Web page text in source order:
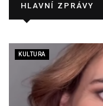
HLAVNÍ ZPRÁVY
KULTURA